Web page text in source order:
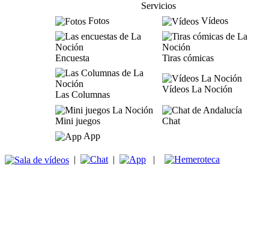
Servicios
Fotos
Vídeos
Encuesta Tiras cómicas
Las Columnas
Vídeos La Noción
Mini juegos
Chat
App
| | |